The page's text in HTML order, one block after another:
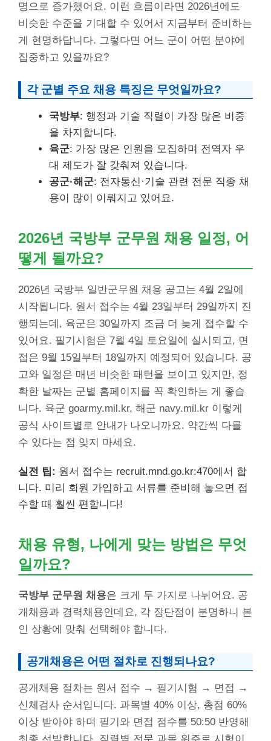
명으로 증가했어요. 이런 흐름이라면 2026년에도
비슷한 수준을 기대할 수 있어서 지금부터 준비하는
게 현명하답니다. 그렇다면 어느 군이 어떤 분야에
집중하고 있을까요?
각 군별 주요 채용 특징은 무엇일까요?
국방부: 행정과 기술 직렬이 가장 많은 비중
을 차지합니다.
육군: 가장 많은 인원을 모집하며 전역자 우
대 제도가 잘 갖춰져 있습니다.
공군·해군: 전자통신·기술 관련 전문 직종 채
용이 많이 이뤄지고 있어요.
2026년 국방부 군무원 채용 일정, 어
떻게 될까요?
2026년 국방부 일반군무원 채용 공고는 4월 2일에
시작됩니다. 원서 접수는 4월 23일부터 29일까지 진
행되는데, 육군은 30일까지 조금 더 늦게 접수할 수
있어요. 필기시험은 7월 4일 토요일에 실시되고, 면
접은 9월 15일부터 18일까지 예정되어 있습니다. 공
고와 일정은 매년 비슷한 패턴을 보이고 있지만, 정
확한 날짜는 군별 홈페이지를 꼭 확인하는 게 좋습
니다. 육군 goarmy.mil.kr, 해군 navy.mil.kr 이렇게
공식 사이트별로 안내가 나오니까요. 약간씩 다를
수 있다는 점 잊지 마세요.
실전 팁: 원서 접수는 recruit.mnd.go.kr:470에서 합
니다. 미리 회원 가입하고 서류를 준비해 놓으면 접
수할 때 훨씬 편합니다!
채용 유형, 나에게 맞는 방법은 무엇
일까요?
국방부 군무원 채용은 크게 두 가지로 나뉘어요. 공
개채용과 경력채용인데요, 각 장단점이 분명하니 본
인 상황에 맞춰 선택해야 합니다.
공개채용은 어떤 절차로 진행되나요?
공개채용 절차는 원서 접수 → 필기시험 → 면접 →
신체검사 순서입니다. 과목별 40% 이상, 총점 60%
이상 받아야 하며 필기와 면접 점수를 50:50 반영해